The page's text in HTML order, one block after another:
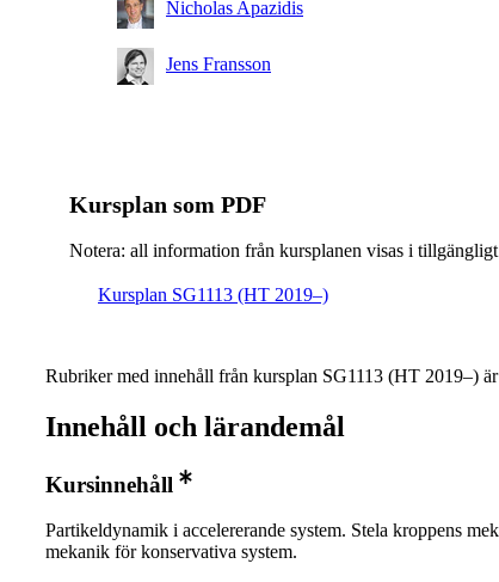
Nicholas Apazidis
Jens Fransson
Kursplan som PDF
Notera: all information från kursplanen visas i
Kursplan SG1113 (HT 2019–)
Rubriker med innehåll från kursplan SG1113 (HT 2019–)
Innehåll och lärandemål
Kursinnehåll
Partikeldynamik i accelererande system. Stela kroppens
mekanik för konservativa system.